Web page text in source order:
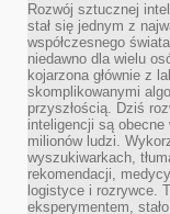
Rozwój sztucznej
stał się jednym z
współczesnego
niedawno dla wielu
kojarzona głównie z
skomplikowanymi
przyszłością. Dziś
inteligencji są
milionów ludzi.
wyszukiwarkach,
rekomendacji,
logistyce i rozrywce.
eksperymentem,